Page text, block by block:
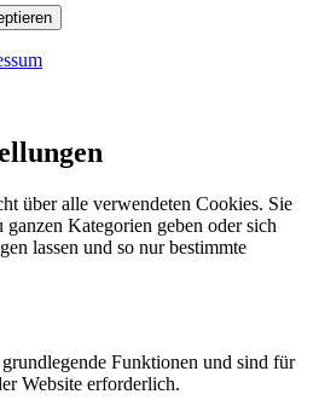
über alle verwendeten Cookies. Sie
Kategorien geben oder sich
lassen und so nur bestimmte
Funktionen und sind für
Website erforderlich.